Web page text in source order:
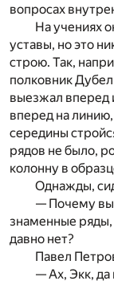
вопросах
На учениях
уставы, но это
строю. Так,
полковник
выезжал вперед
вперед на
середины
рядов не было,
колонну в
Однажды,
— Почему
знаменные ряды,
давно нет?
Павел
— Ах, Экк, да